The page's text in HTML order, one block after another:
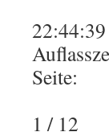
22:44:39
Seite:
1 / 12